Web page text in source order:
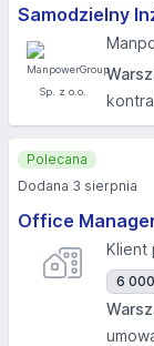
Samodzielny
Office
Klient
6
Polecana
Dodana 3 sierpnia